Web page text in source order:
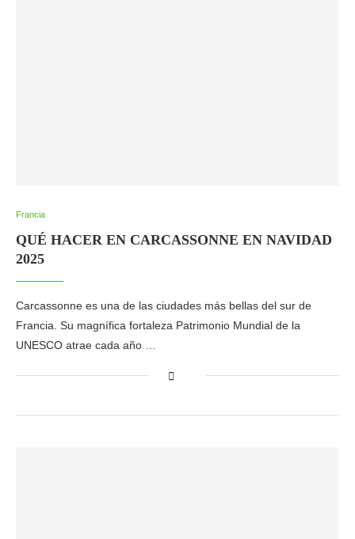
Francia
QUÉ HACER EN CARCASSONNE EN NAVIDAD
2025
Carcassonne es una de las ciudades más bellas del sur de
Francia. Su magnífica fortaleza Patrimonio Mundial de la
UNESCO atrae cada año …